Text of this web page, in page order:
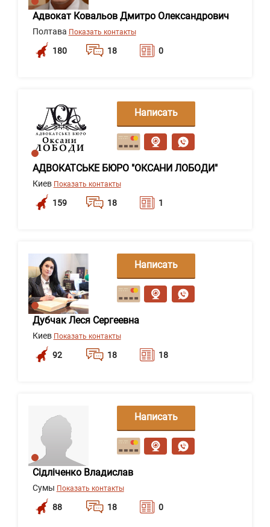
Адвокат Ковальов Дмитро Олександрович
Полтава Показать контакты
180 18 0
АДВОКАТСЬКЕ БЮРО "ОКСАНИ ЛОБОДИ"
Киев Показать контакты
159 18 1
Написать
сообщение
Дубчак Леся Сергеевна
Киев Показать контакты
92 18 18
Написать
сообщение
Сідліченко Владислав
Сумы Показать контакты
88 18 0
Написать
сообщение